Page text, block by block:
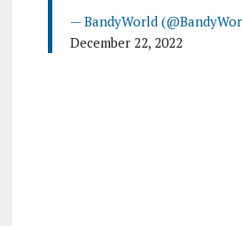
— BandyWorld
December 22, 2022